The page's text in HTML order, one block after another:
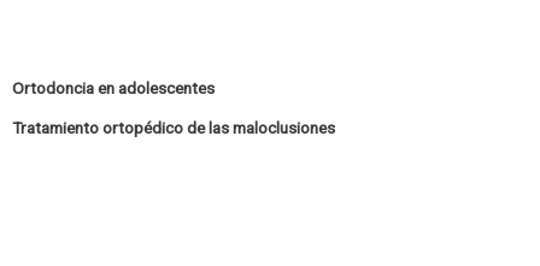
Ortodoncia en adolescentes
Tratamiento ortopédico de las maloclusiones